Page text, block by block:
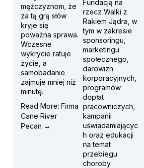
mężczyznom, że
za tą grą słów
kryje się
poważna sprawa.
Wczesne
wykrycie ratuje
życie, a
samobadanie
zajmuje mniej niż
minutę.
Read More: Firma
Cane River
Pecan →
Fundacją na
rzecz Walki z
Rakiem Jądra, w
tym w zakresie
sponsoringu,
marketingu
społecznego,
darowizn
korporacyjnych,
programów
dopłat
pracowniczych,
kampanii
uświadamiającyc
h oraz edukacji
na temat
przebiegu
choroby.